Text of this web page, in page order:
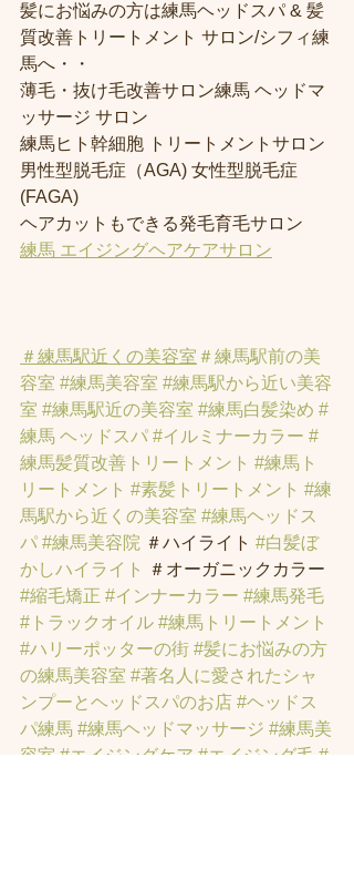
髪にお悩みの方は練馬ヘッドスパ & 髪
質改善トリートメント サロン/シフィ練
馬へ・・
薄毛・抜け毛改善サロン練馬 ヘッドマ
ッサージ サロン
練馬ヒト幹細胞 トリートメントサロン
男性型脱毛症（AGA) 女性型脱毛症
(FAGA)
ヘアカットもできる発毛育毛サロン
練馬 エイジングヘアケアサロン
＃練馬駅近くの美容室 ＃練馬駅前の美
容室 #練馬美容室 #練馬駅から近い美容
室 #練馬駅近の美容室 #練馬白髪染め #
練馬 ヘッドスパ #イルミナーカラー #
練馬髪質改善トリートメント #練馬ト
リートメント #素髪トリートメント #練
馬駅から近くの美容室 #練馬ヘッドス
パ #練馬美容院 ＃ハイライト #白髪ぼ
かしハイライト
＃オーガニックカラー
#縮毛矯正 #インナーカラー #練馬発毛
#トラックオイル #練馬トリートメント
#ハリーポッターの街 #髪にお悩みの方
の練馬美容室 #著名人に愛されたシャ
ンプーとヘッドスパのお店 #ヘッドス
パ練馬 #練馬ヘッドマッサージ #練馬美
容室 #エイジングケア #エイジング毛 #